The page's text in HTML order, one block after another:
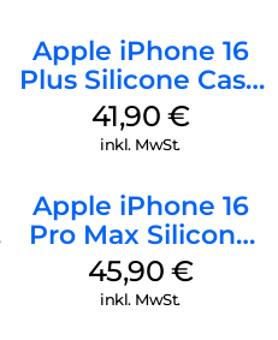
Apple iPhone 16
Plus Silicone Case
MagSafe Stone
Gray
41,90 €
inkl. MwSt.
Apple iPhone 16
Pro Max Silicone
Case MagSafe
Ultramarine
45,90 €
inkl. MwSt.